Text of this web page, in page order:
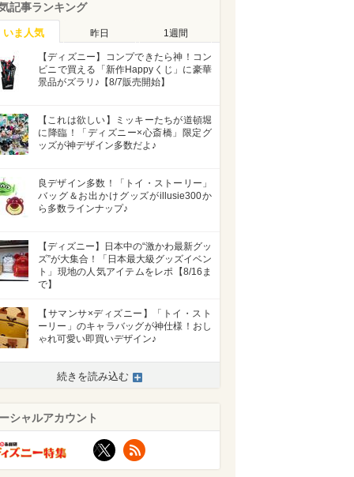
記事ランキング
いま人気 昨日 1週間
【ディズニー】コンプできたら神！コン
ビニで買える「新作Happyくじ」に豪華
景品がズラリ♪【8/7販売開始】
【これは欲しい】ミッキーたちが道頓堀
に降臨！「ディズニー×心斎橋」限定グ
ッズが神デザイン多数だよ♪
良デザイン多数！「トイ・ストーリー」
バッグ＆お出かけグッズがillusie300か
ら多数ラインナップ♪
【ディズニー】日本中の“激かわ最新グッ
ズ”が大集合！「日本最大級グッズイベン
ト」現地の人気アイテムをレポ【8/16ま
で】
【サマンサ×ディズニー】「トイ・スト
ーリー」のキャラバッグが神仕様！おし
ゃれ可愛い即買いデザイン♪
続きを読み込む
シャルアカウント
X